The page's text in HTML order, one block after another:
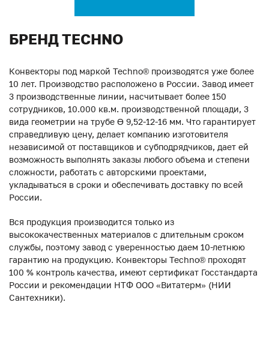
БРЕНД TECHNO
Конвекторы под маркой Techno® производятся уже более
10 лет. Производство расположено в России. Завод имеет
3 производственные линии, насчитывает более 150
сотрудников, 10.000 кв.м. производственной площади, 3
вида геометрии на трубе ϴ 9,52-12-16 мм. Что гарантирует
справедливую цену, делает компанию изготовителя
независимой от поставщиков и субподрядчиков, дает ей
возможность выполнять заказы любого объема и степени
сложности, работать с авторскими проектами,
укладываться в сроки и обеспечивать доставку по всей
России.
Вся продукция производится только из
высококачественных материалов с длительным сроком
службы, поэтому завод с уверенностью даем 10-летнюю
гарантию на продукцию. Конвекторы Techno® проходят
100 % контроль качества, имеют сертификат Госстандарта
России и рекомендации НТФ ООО «Витатерм» (НИИ
Сантехники).